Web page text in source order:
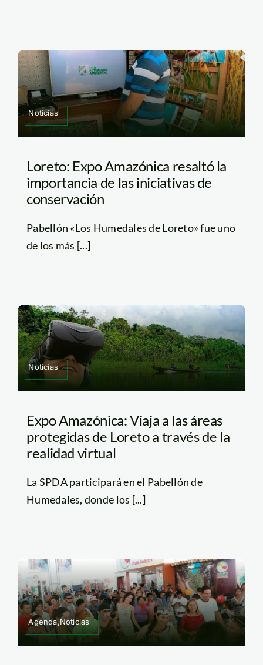
Noticias
Loreto: Expo Amazónica resaltó la
importancia de las iniciativas de
conservación
Pabellón «Los Humedales de Loreto» fue uno
de los más [...]
Noticias
Expo Amazónica: Viaja a las áreas
protegidas de Loreto a través de la
realidad virtual
La SPDA participará en el Pabellón de
Humedales, donde los [...]
Agenda,Noticias